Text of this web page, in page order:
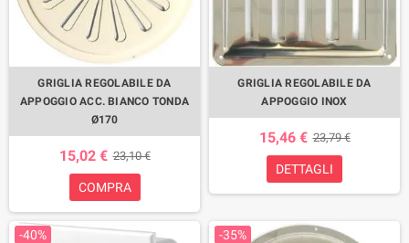
GRIGLIA REGOLABILE DA
APPOGGIO ACC. BIANCO TONDA
Ø170
15,02 € 23,10 €
COMPRA
GRIGLIA REGOLABILE DA
APPOGGIO INOX
15,46 € 23,79 €
DETTAGLI
-40% -35%